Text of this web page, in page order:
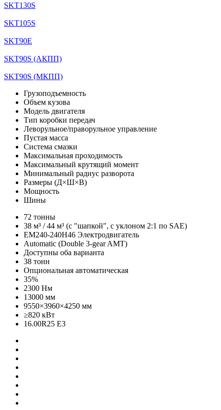
SKT130S
SKT105S
SKT90E
SKT90S (АКПП)
SKT90S (МКПП)
Грузоподъемность
Объем кузова
Модель двигателя
Тип коробки передач
Леворульное/праворульное управление
Пустая масса
Система смазки
Максимальная проходимость
Максимальный крутящий момент
Минимальный радиус разворота
Размеры (Д×Ш×В)
Мощность
Шины
72 тонны
38 м³ / 44 м³ (c "шапкой", с уклоном 2:1 по SAE)
EM240-240H46 Электродвигатель
Automatic (Double 3-gear AMT)
Доступны оба варианта
38 тонн
Опциональная автоматическая
35%
2300 Нм
13000 мм
9550×3960×4250 мм
≥820 кВт
16.00R25 E3